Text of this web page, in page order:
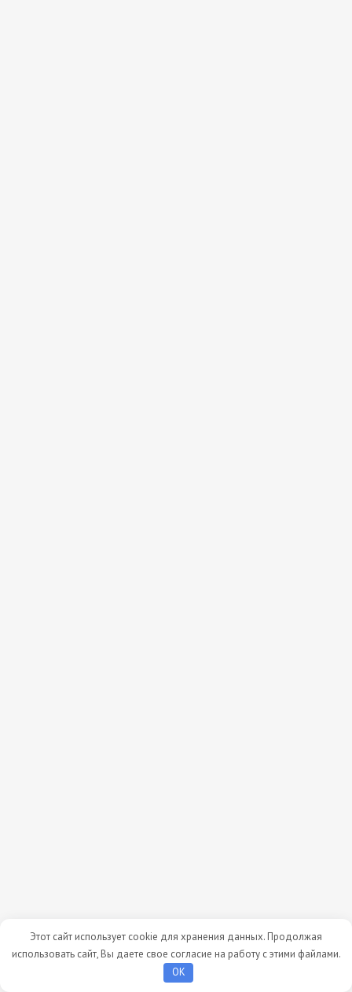
Этот сайт использует cookie для хранения данных. Продолжая
использовать сайт, Вы даете свое согласие на работу с этими файлами.
OK